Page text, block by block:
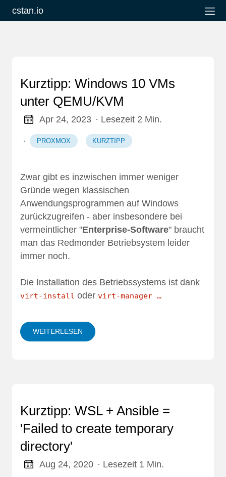
cstan.io
Kurztipp: Windows 10 VMs
unter QEMU/KVM
Apr 24, 2023 · Lesezeit 2 Min.
· PROXMOX KURZTIPP
Zwar gibt es inzwischen immer weniger
Gründe wegen klassischen
Anwendungsprogrammen auf Windows
zurückzugreifen - aber insbesondere bei
vermeintlicher "Enterprise-Software" braucht
man das Redmonder Betriebsystem leider
immer noch.
Die Installation des Betriebssystems ist dank
virt-install oder virt-manager …
WEITERLESEN
Kurztipp: WSL + Ansible =
'Failed to create temporary
directory'
Aug 24, 2020 · Lesezeit 1 Min.